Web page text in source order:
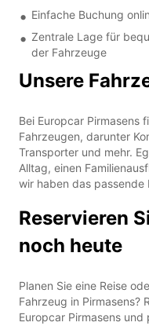
Einfache Buchung
Zentrale Lage für
der Fahrzeuge
Unsere
Bei Europcar Pirmasens
Fahrzeugen, darunter
Transporter und mehr.
Alltag, einen
wir haben das passende
Reservieren
noch heute
Planen Sie eine Reise
Fahrzeug in Pirmasens?
Europcar Pirmasens